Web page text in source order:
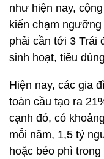
như hiện nay,
kiến chạm
phải cần tới 3 Trái
sinh hoạt, tiêu
Hiện nay, các gia
toàn cầu tạo ra
cạnh đó, có
mỗi năm, 1,5 tỷ
hoặc béo phì